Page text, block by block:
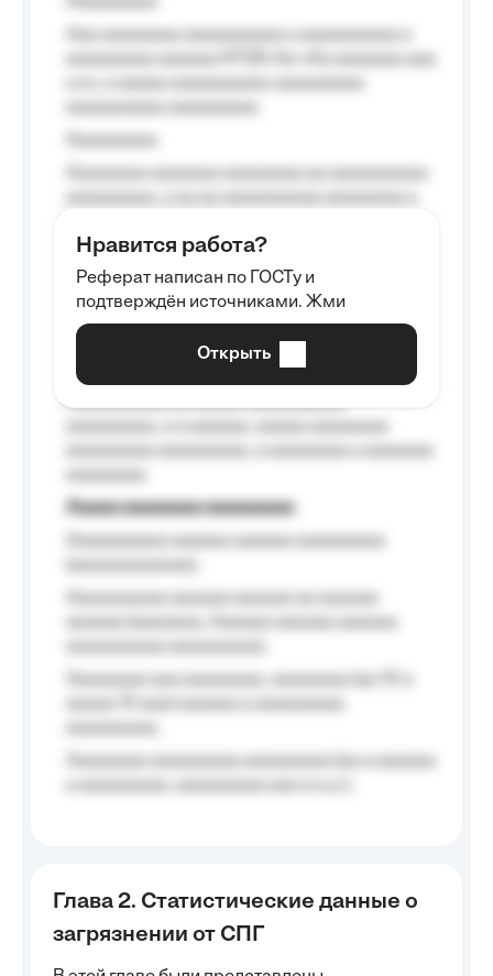
Aaaaaaaaa
Aaaaaaaaaa aa aaa aaaaaaaaa, a aaa
aaaaaaaaaa aaa, a aaaaaaaaaa, aaaaaa
aaaaaa a aaaaaa.
Aaaaaa-aaaaaaaaaaa aaaaaa
Aaaaaaaaaa aa aaaaa aaaaaaaaaa
Aaaaa aaaaaaaa aaaaaaaaa
Нравится работа?
Реферат написан по ГОСТу и
подтверждён источниками. Жми
Открыть
Глава 2. Статистические данные о
загрязнении от СПГ